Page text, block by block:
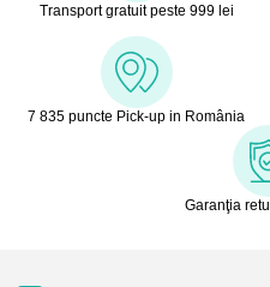
Transport gratuit peste 999 lei
7 835 puncte Pick-up in România
Garanţia